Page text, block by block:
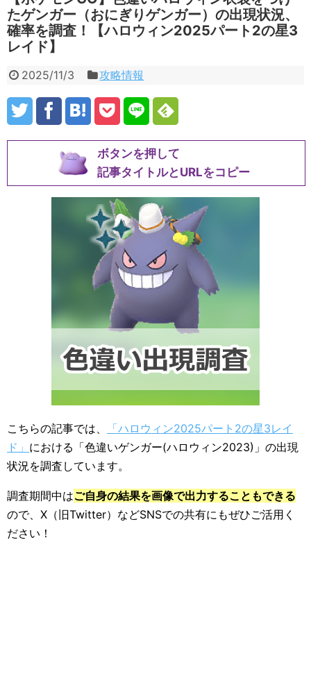
たゲンガー（おにぎりゲンガー）の出現状況、
確率を調査！【ハロウィン2025パート2の星3
レイド】
2025/11/3 攻略情報
ボタンを押して
記事タイトルとURLをコピー
こちらの記事では、
「ハロウィン2025パート2の星3レイ
ド」 における「色違いゲンガー(ハロウィン2023)」の出現
状況を調査しています。
調査期間中はご自身の結果を画像で出力することもできる
ので、X（旧Twitter）などSNSでの共有にもぜひご活用く
ださい！